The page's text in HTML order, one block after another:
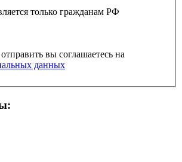
только гражданам РФ
вы соглашаетесь на
данных